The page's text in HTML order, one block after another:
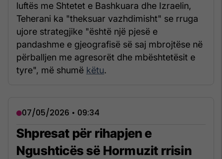
luftës me Shtetet e Bashkuara dhe Izraelin,
Teherani ka "theksuar vazhdimisht" se rruga
ujore strategjike "është një pjesë e
pandashme e gjeografisë së saj mbrojtëse në
përballjen me agresorët dhe mbështetësit e
tyre", më shumë këtu.
07/05/2026 • 09:34
Shpresat për rihapjen e
Ngushticës së Hormuzit rrisin